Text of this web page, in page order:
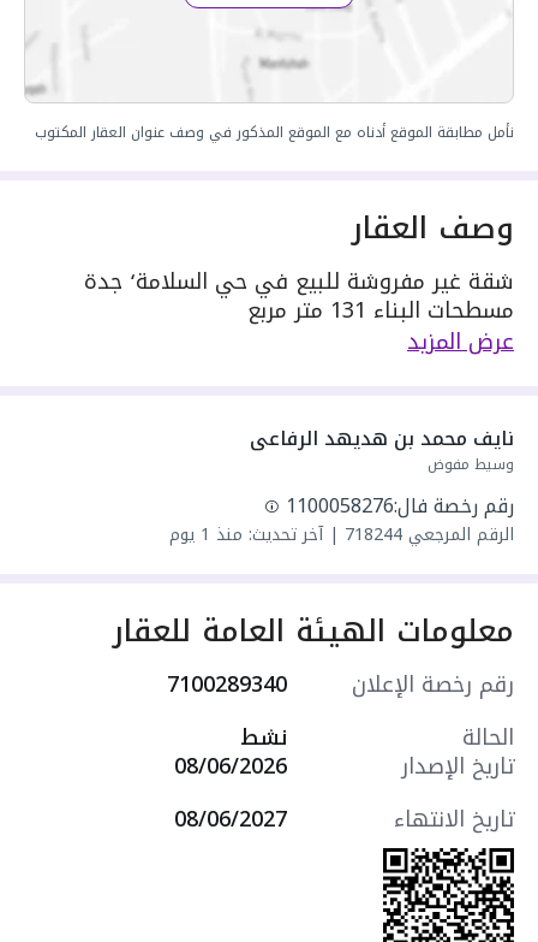
نأمل مطابقة الموقع أدناه مع الموقع المذكور في وصف عنوان العقار المكتوب
وصف العقار
شقة غير مفروشة للبيع في حي السلامة٬ جدة
مسطحات البناء 131 متر مربع
دور العقار 3
واصل كهرباء
واصل مياه
سنة البناء: 2026
مميزات العقار:
- حديقة
- مركز صحي
- مركز تجاري
- حديقة
- موقف سيارة داخلي
- مدخلين منفصلين
التجهيزات:
- نوافذ زجاجية مزدوجة
- ديكورات جبسية
- نظام أمن
- مصعد كهربائي
عرض المزيد
نايف محمد بن هديهد الرفاعى
وسيط مفوض
رقم رخصة فال:1100058276
الرقم المرجعي718244
|آخر تحديث: منذ 1 يوم
معلومات الهيئة العامة للعقار
رقم رخصة الإعلان
7100289340
الحالة
نشط
تاريخ الإصدار
08/06/2026
تاريخ الانتهاء
08/06/2027